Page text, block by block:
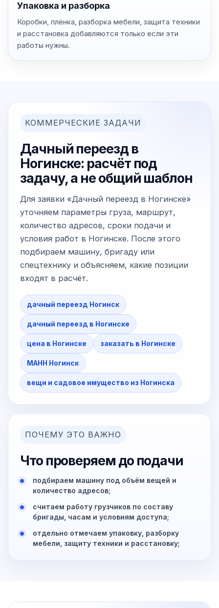
Упаковка и разборка
Коробки, плёнка, разборка мебели, защита техники
и расстановка добавляются только если эти
работы нужны.
КОММЕРЧЕСКИЕ ЗАДАЧИ
Дачный переезд в
Ногинске: расчёт под
задачу, а не общий шаблон
Для заявки «Дачный переезд в Ногинске»
уточняем параметры груза, маршрут,
количество адресов, сроки подачи и
условия работ в Ногинске. После этого
подбираем машину, бригаду или
спецтехнику и объясняем, какие позиции
входят в расчёт.
дачный переезд Ногинск
дачный переезд в Ногинске
цена в Ногинске заказать в Ногинске
МАНН Ногинск
вещи и садовое имущество из Ногинска
ПОЧЕМУ ЭТО ВАЖНО
Что проверяем до подачи
подбираем машину под объём вещей и
количество адресов;
считаем работу грузчиков по составу
бригады, часам и условиям доступа;
отдельно отмечаем упаковку, разборку
мебели, защиту техники и расстановку;